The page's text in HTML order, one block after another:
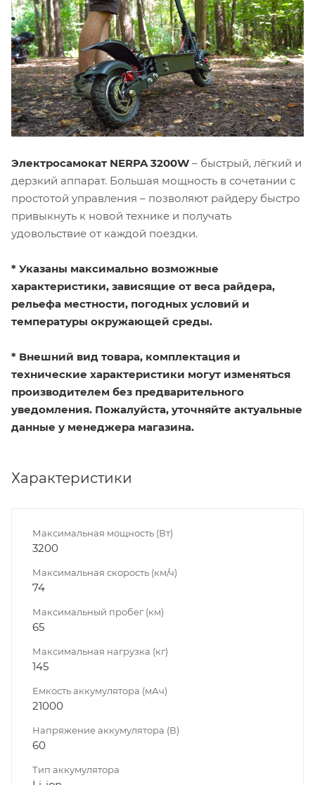
Электросамокат NERPA 3200W – быстрый, лёгкий и
дерзкий аппарат. Большая мощность в сочетании с
простотой управления – позволяют райдеру быстро
привыкнуть к новой технике и получать
удовольствие от каждой поездки.
* Указаны максимально возможные
характеристики, зависящие от веса райдера,
рельефа местности, погодных условий и
температуры окружающей среды.
* Внешний вид товара, комплектация и
технические характеристики могут изменяться
производителем без предварительного
уведомления. Пожалуйста, уточняйте актуальные
данные у менеджера магазина.
Характеристики
Максимальная мощность (Вт)
3200
Максимальная скорость (км/ч)
74
Максимальный пробег (км)
65
Максимальная нагрузка (кг)
145
Емкость аккумулятора (мАч)
21000
Напряжение аккумулятора (В)
60
Тип аккумулятора